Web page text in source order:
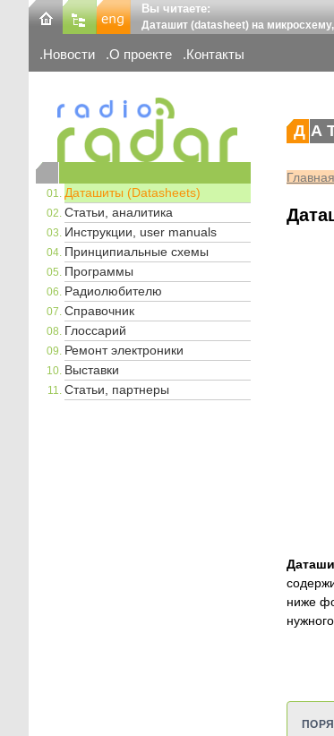
Вы читаете:
Даташит (datasheet) на
Новости О проекте Контакты
Даташиты (Datasheets)
Статьи, аналитика
Инструкции, user manuals
Принципиальные схемы
Программы
Радиолюбителю
Справочник
Глоссарий
Ремонт электроники
Выставки
Статьи, партнеры
Главная
ниже